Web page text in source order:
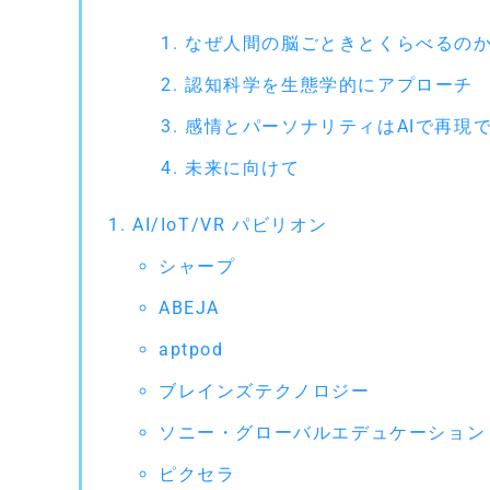
なぜ人間の脳ごときとくらべるの
認知科学を生態学的にアプローチ
感情とパーソナリティはAIで再現
未来に向けて
AI/IoT/VR パビリオン
シャープ
ABEJA
aptpod
ブレインズテクノロジー
ソニー・グローバルエデュケーション
ピクセラ